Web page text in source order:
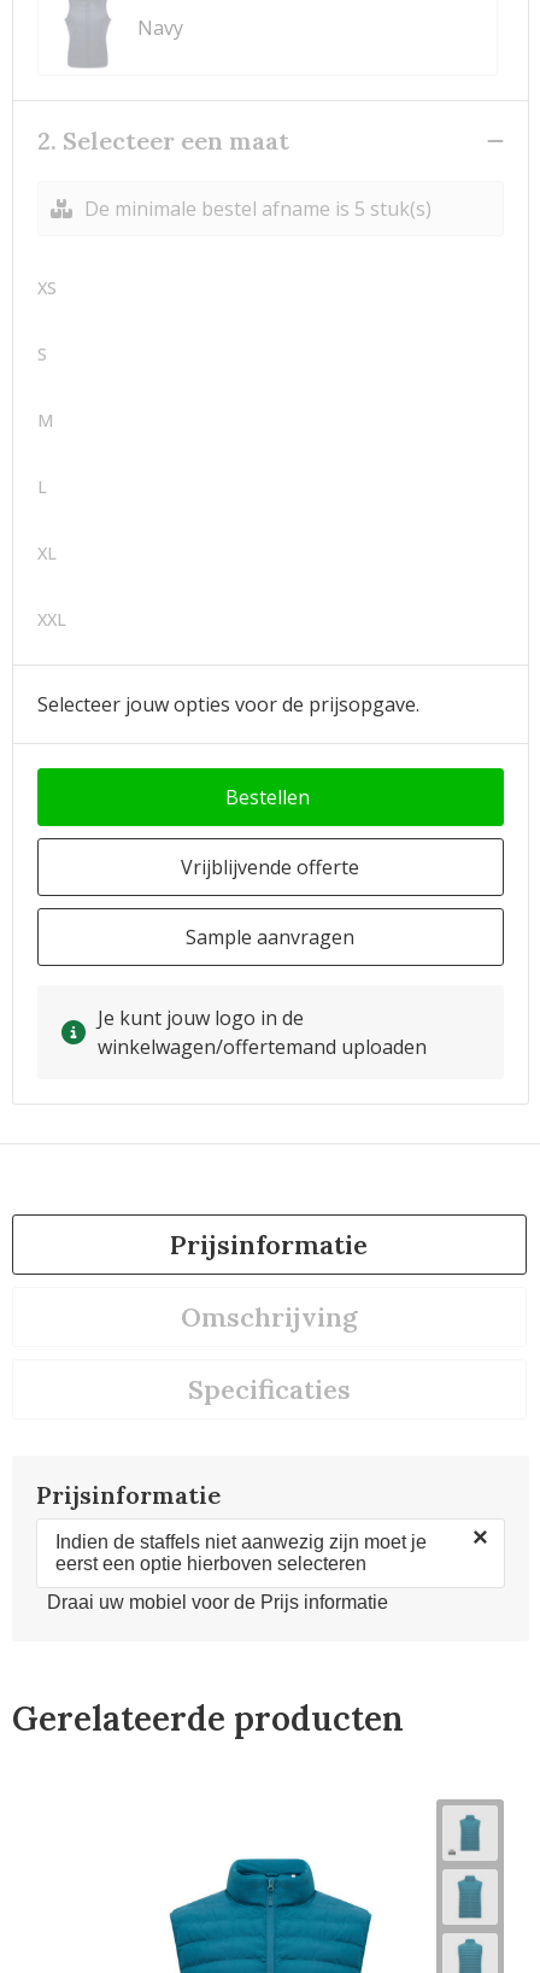
Navy
2. Selecteer een maat
De minimale bestel afname is 5 stuk(s)
XS
S
M
L
XL
XXL
Selecteer jouw opties voor de prijsopgave.
Bestellen
Vrijblijvende offerte
Sample aanvragen
Je kunt jouw logo in de
winkelwagen/offertemand uploaden
Prijsinformatie
Omschrijving
Specificaties
Prijsinformatie
Indien de staffels niet aanwezig zijn moet je
eerst een optie hierboven selecteren
×
Draai uw mobiel voor de Prijs informatie
Gerelateerde producten